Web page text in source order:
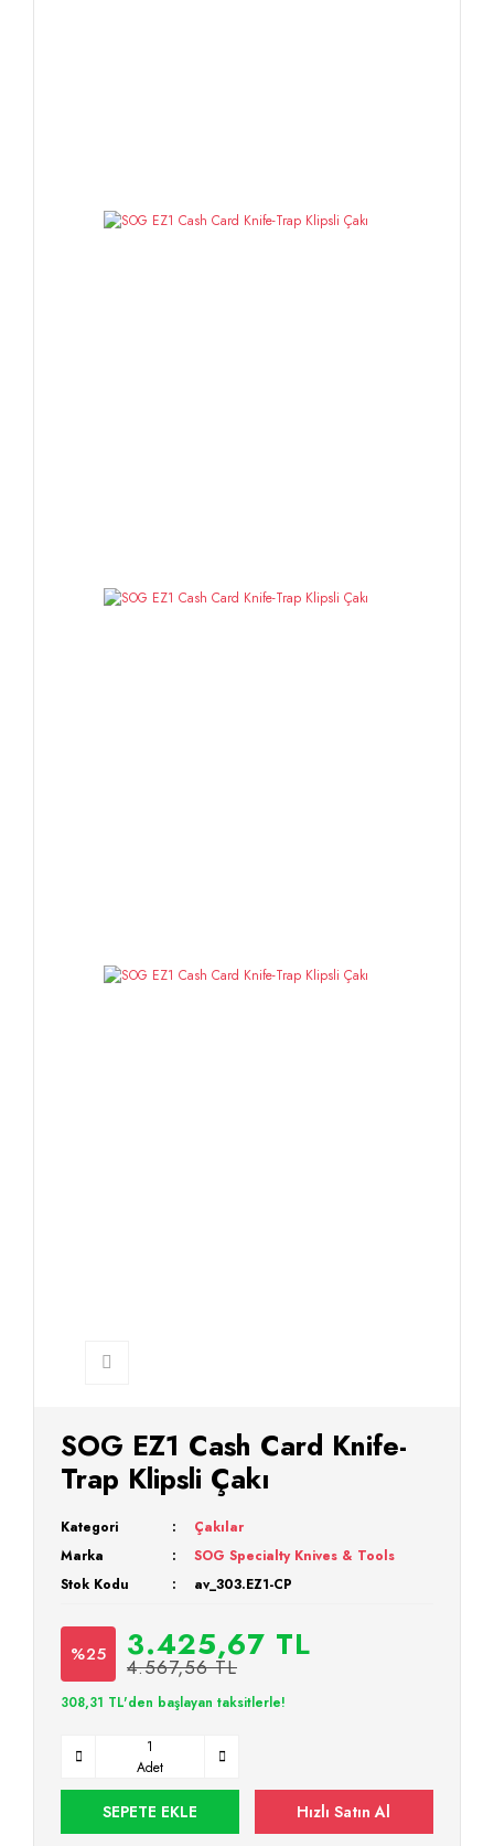
SOG EZ1 Cash Card Knife-
Trap Klipsli Çakı
Kategori
Çakılar
Marka
SOG Specialty Knives & Tools
Stok Kodu
av_303.EZ1-CP
%25 3.425,67 TL
4.567,56 TL
308,31 TL'den başlayan taksitlerle!
Adet
SEPETE EKLE Hızlı Satın Al